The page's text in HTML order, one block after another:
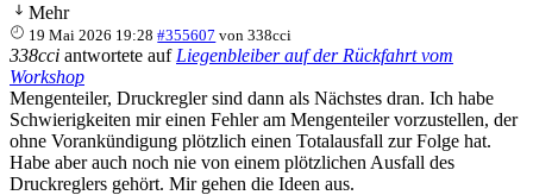
Mehr
19 Mai 2026 19:28 #355607 von338cci
338cci antwortete auf Liegenbleiber auf der Rückfahrt vom
Workshop
Mengenteiler, Druckregler sind dann als Nächstes dran. Ich habe
Schwierigkeiten mir einen Fehler am Mengenteiler vorzustellen, der
ohne Vorankündigung plötzlich einen Totalausfall zur Folge hat.
Habe aber auch noch nie von einem plötzlichen Ausfall des
Druckreglers gehört. Mir gehen die Ideen aus.